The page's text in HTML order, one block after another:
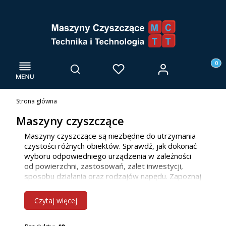
Menu Otwórz wyszukiwarkę
Szukaj Ulubione Zaloguj się
Strona główna
Maszyny czyszczące
Maszyny czyszczące są niezbędne do utrzymania
czystości różnych obiektów. Sprawdź, jak dokonać
wyboru odpowiedniego urządzenia w zależności
od powierzchni, zastosowań, zalet inwestycji,
sposobu działania oraz rodzajów napędu. Zapoznaj
teraz! Jako firma głównie działamy we Wrocławiu i
innych miejscowościach w woj. dolnośląskim, ale
Czytaj więcej